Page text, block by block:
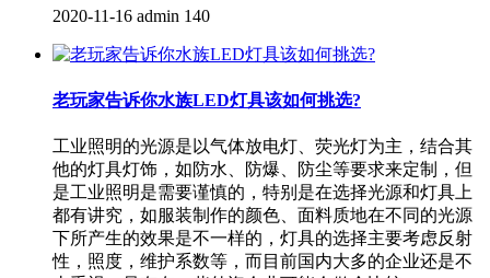
2020-11-16 admin 140
老玩家告诉你水族LED灯具该如何挑选?
工业照明的光源是以气体放电灯、荧光灯为主，结合其
他的灯具灯饰，如防水、防爆、防尘等要求来定制，但
是工业照明是需要谨慎的，特别是在选择光源和灯具上
都有讲究，如服装制作的颜色、面料质地在不同的光源
下所产生的效果是不一样的，灯具的选择主要考虑反射
性，照度，维护系数等，而目前国内大多的企业还是不